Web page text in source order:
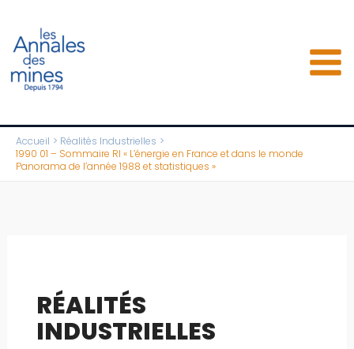
contenu
Accueil
Réalités Industrielles
1990 01 – Sommaire RI « L’énergie en France et dans le monde
Panorama de l’année 1988 et statistiques »
RÉALITÉS
INDUSTRIELLES